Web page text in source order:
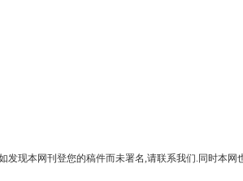
现本网刊登您的稿件而未署名,请联系我们.同时本网